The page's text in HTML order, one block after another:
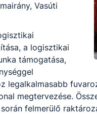
Vasúti
a logisztikai
támogatása,
legalkalmasabb
megtervezése.
felmerülő